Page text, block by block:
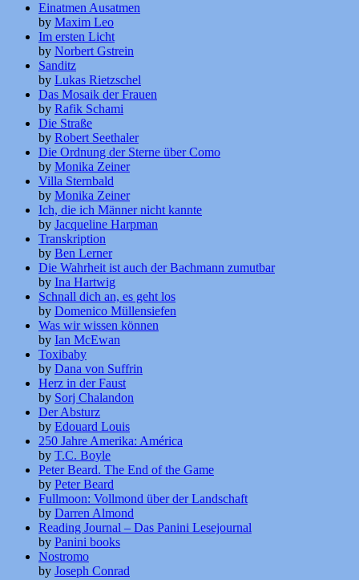
Einatmen Ausatmen
by Maxim Leo
Im ersten Licht
by Norbert Gstrein
Sanditz
by Lukas Rietzschel
Das Mosaik der Frauen
by Rafik Schami
Die Straße
by Robert Seethaler
Die Ordnung der Sterne über Como
by Monika Zeiner
Villa Sternbald
by Monika Zeiner
Ich, die ich Männer nicht kannte
by Jacqueline Harpman
Transkription
by Ben Lerner
Die Wahrheit ist auch der Bachmann zumutbar
by Ina Hartwig
Schnall dich an, es geht los
by Domenico Müllensiefen
Was wir wissen können
by Ian McEwan
Toxibaby
by Dana von Suffrin
Herz in der Faust
by Sorj Chalandon
Der Absturz
by Edouard Louis
250 Jahre Amerika: América
by T.C. Boyle
Peter Beard. The End of the Game
by Peter Beard
Fullmoon: Vollmond über der Landschaft
by Darren Almond
Reading Journal – Das Panini Lesejournal
by Panini books
Nostromo
by Joseph Conrad